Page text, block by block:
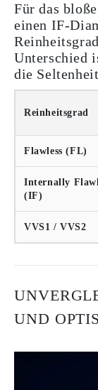
Für das
einen IF-
Unterschied
die
Reinheitsgrad
Flawless (FL)
Internally
(IF)
VVS1 / VVS2
UND